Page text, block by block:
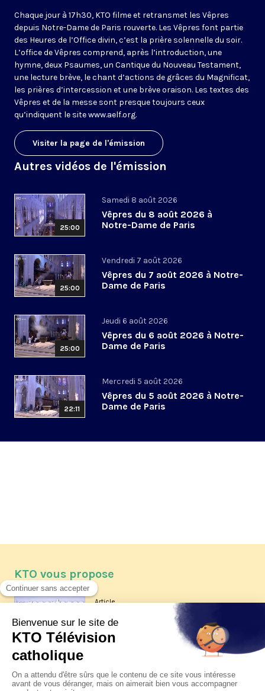
Chaque jour à 17h30, KTO filme et retransmet les Vêpres
depuis Notre-Dame de Paris rouverte. Les Vêpres font partie
des Heures de l’Office divin, c’est la prière solennelle du soir.
L’office de Vêpres comprend, après l’introduction, une
hymne, deux Psaumes, un Cantique du Nouveau Testament,
une lecture brève, le chant d’actions de grâces du Magnificat,
les prières d’intercession et une brève oraison. Les textes des
Vêpres et de la messe sont presque toujours ceux
qu’indiquent le sitewww.aelf.org.
Visiter la page de l'émission
Autres vidéos de l'émission
25:00
Samedi 8 août 2026
Vêpres du 8 août 2026 à
Notre-Dame de Paris
25:00
Vendredi 7 août 2026
Vêpres du 7 août 2026 à Notre-
Dame de Paris
25:00
Jeudi 6 août 2026
Vêpres du 6 août 2026 à Notre-
Dame de Paris
22:11
Mercredi 5 août 2026
Vêpres du 5 août 2026 à Notre-
Dame de Paris
KTO vous propose
Article
Les reportages d'été 2026 de KTO
La visite pastorale du pape Léon
XIV à Assise à suivre sur KTO le
jeudi 6 août